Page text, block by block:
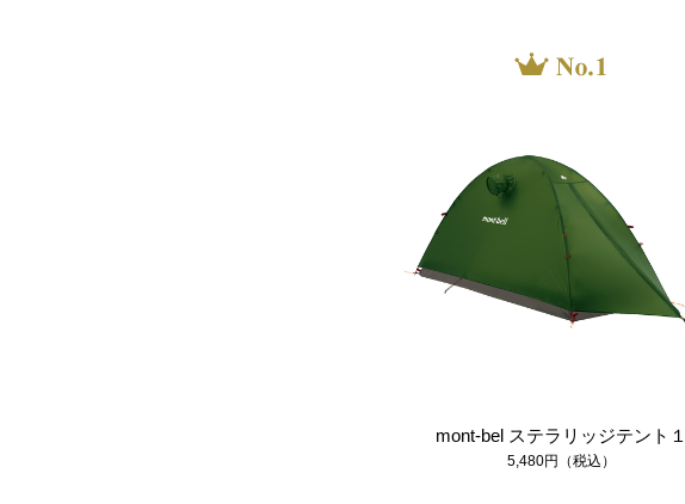
mont-bel ステラリッジテント１
5,480円（税込）